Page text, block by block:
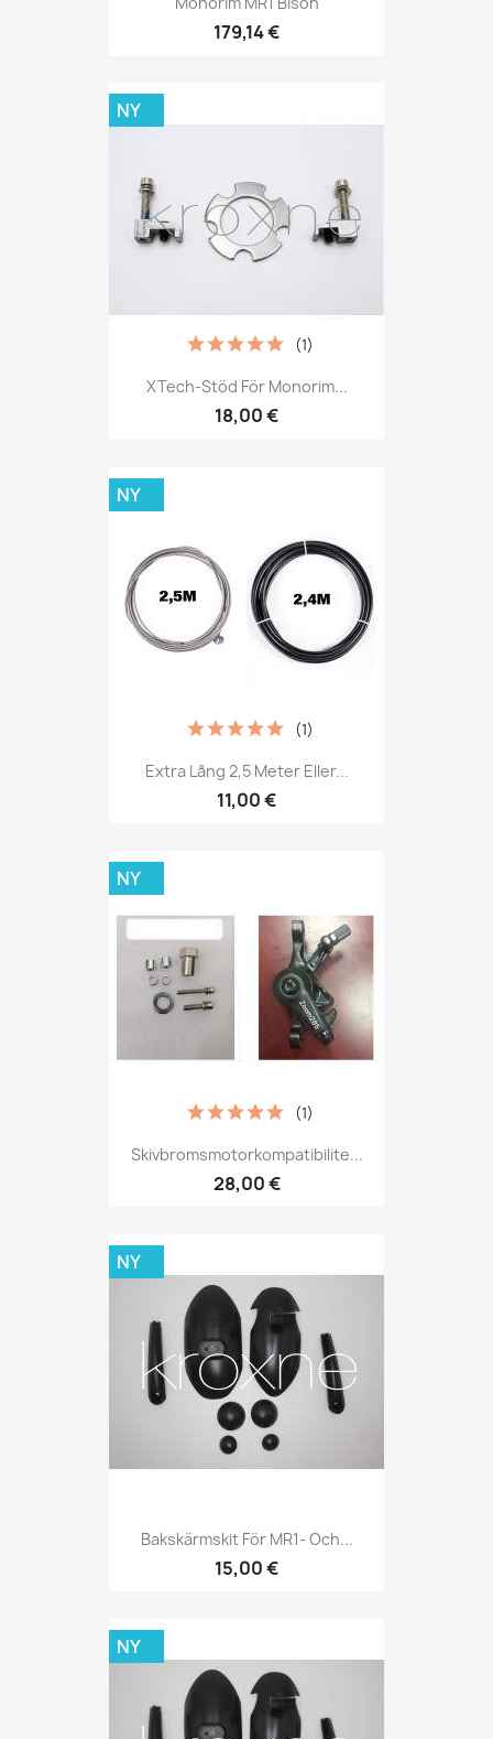
179,14 €
XTech-Stöd För Monorim...
18,00 €
(1)
NY
Extra Lång 2,5 Meter Eller...
11,00 €
(1)
NY
Skivbromsmotorkompatibilite...
28,00 €
(1)
NY
Bakskärmskit För MR1- Och...
15,00 €
NY
NY